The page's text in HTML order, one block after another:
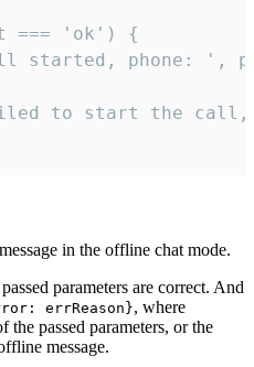
=== 'ok') {
started, phone: ',
to start the
in the offline chat mode.
parameters are correct. And
errReason}, where
the passed parameters, or the
message.